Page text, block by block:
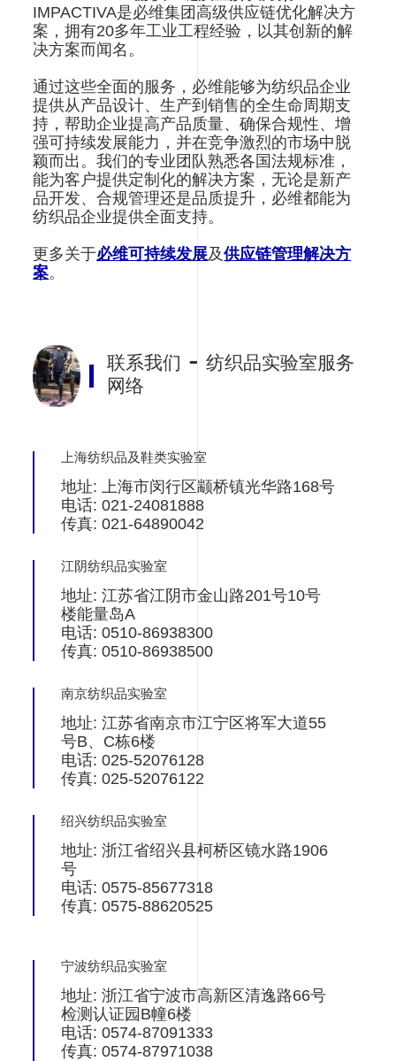
IMPACTIVA是必维集团高级供应链优化解决方
案，拥有20多年工业工程经验，以其创新的解
决方案而闻名。
通过这些全面的服务，必维能够为纺织品企业
提供从产品设计、生产到销售的全生命周期支
持，帮助企业提高产品质量、确保合规性、增
强可持续发展能力，并在竞争激烈的市场中脱
颖而出。我们的专业团队熟悉各国法规标准，
能为客户提供定制化的解决方案，无论是新产
品开发、合规管理还是品质提升，必维都能为
纺织品企业提供全面支持。
更多关于必维可持续发展及供应链管理解决方
案。
联系我们 - 纺织品实验室服务
网络
上海纺织品及鞋类实验室
地址: 上海市闵行区颛桥镇光华路168号
电话: 021-24081888
传真: 021-64890042
江阴纺织品实验室
地址: 江苏省江阴市金山路201号10号
楼能量岛A
电话: 0510-86938300
传真: 0510-86938500
南京纺织品实验室
地址: 江苏省南京市江宁区将军大道55
号B、C栋6楼
电话: 025-52076128
传真: 025-52076122
绍兴纺织品实验室
地址: 浙江省绍兴县柯桥区镜水路1906
号
电话: 0575-85677318
传真: 0575-88620525
宁波纺织品实验室
地址: 浙江省宁波市高新区清逸路66号
检测认证园B幢6楼
电话: 0574-87091333
传真: 0574-87971038